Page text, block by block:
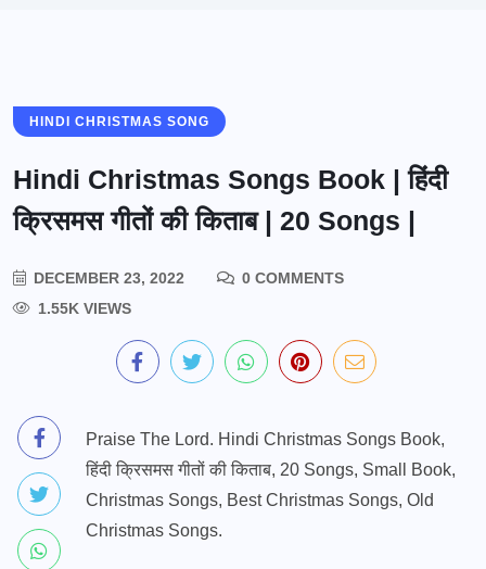
HINDI CHRISTMAS SONG
Hindi Christmas Songs Book | हिंदी
क्रिसमस गीतों की किताब | 20 Songs |
DECEMBER 23, 2022
0 COMMENTS
1.55K VIEWS
Praise The Lord. Hindi Christmas Songs Book,
हिंदी क्रिसमस गीतों की किताब, 20 Songs, Small Book,
Christmas Songs, Best Christmas Songs, Old
Christmas Songs.